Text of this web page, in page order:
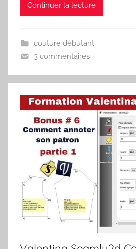
Continuer la lecture
couture débutant
3 commentaires